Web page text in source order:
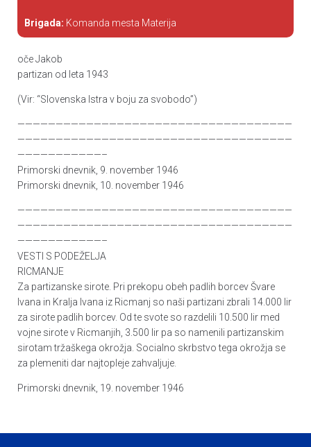
Brigada: Komanda mesta Materija
oče Jakob
partizan od leta 1943
(Vir: “Slovenska Istra v boju za svobodo”)
————————————————————————————————————
————————————————————————————————————
———————————–
Primorski dnevnik, 9. november 1946
Primorski dnevnik, 10. november 1946
————————————————————————————————————
————————————————————————————————————
———————————–
VESTI S PODEŽELJA
RICMANJE
Za partizanske sirote. Pri prekopu obeh padlih borcev Švare
Ivana in Kralja Ivana iz Ricmanj so naši partizani zbrali 14.000 lir
za sirote padlih borcev. Od te svote so razdelili 10.500 lir med
vojne sirote v Ricmanjih, 3.500 lir pa so namenili partizanskim
sirotam tržaškega okrožja. Socialno skrbstvo tega okrožja se
za plemeniti dar najtopleje zahvaljuje.
Primorski dnevnik, 19. november 1946